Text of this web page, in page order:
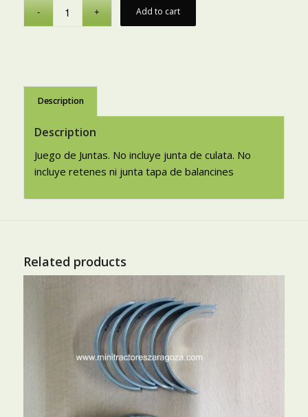
Add to cart
Description
Description
Juego de Juntas. No incluye junta de culata. No
incluye retenes ni junta tapa de balancines
Related products